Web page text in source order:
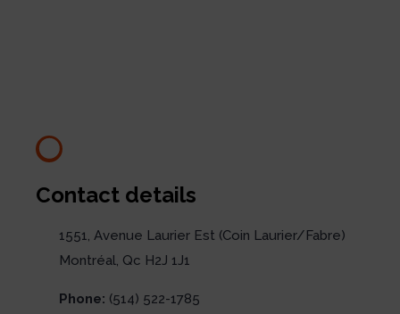
Contact details
1551, Avenue Laurier Est (Coin Laurier/Fabre)
Montréal, Qc H2J 1J1
Phone: (514) 522-1785